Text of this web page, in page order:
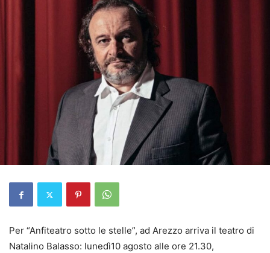
Per “Anfiteatro sotto le stelle”, ad Arezzo arriva il teatro di
Natalino Balasso: lunedì10 agosto alle ore 21.30,